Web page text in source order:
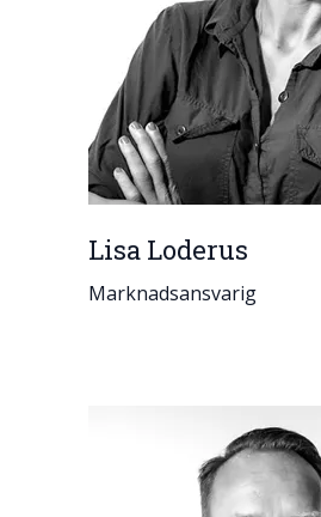
Lisa Loderus
Marknadsansvarig